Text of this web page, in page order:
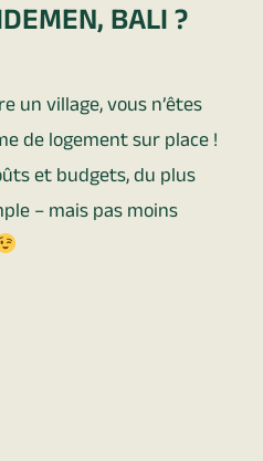
BALI ?
un village, vous n’êtes
de logement sur place !
et budgets, du plus
– mais pas moins